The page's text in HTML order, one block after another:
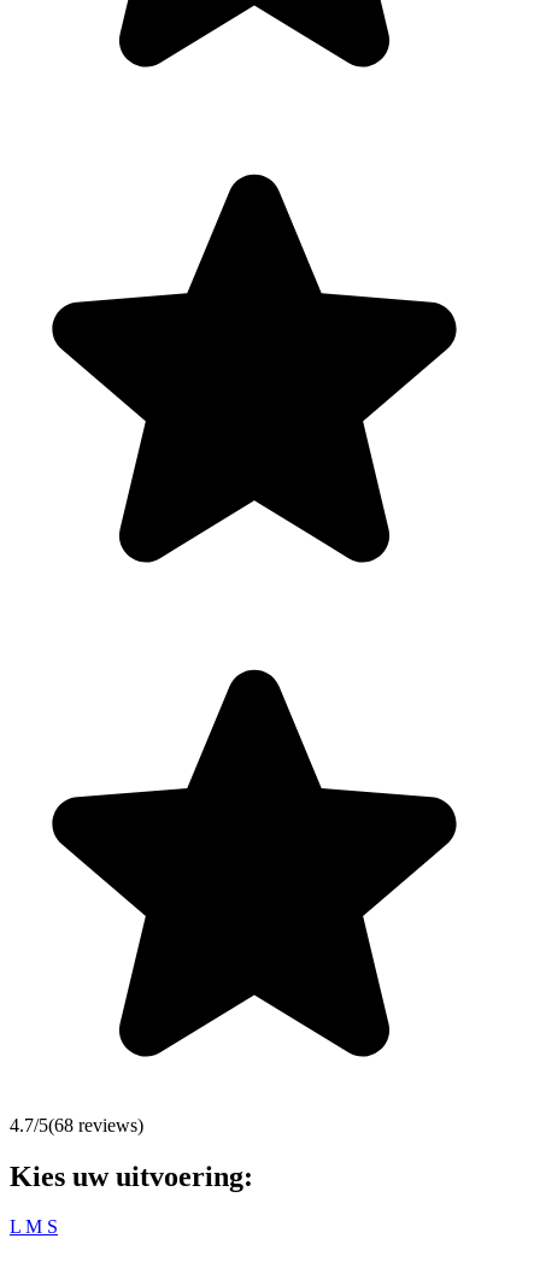
4.7/5(68 reviews)
Kies uw uitvoering:
L M S